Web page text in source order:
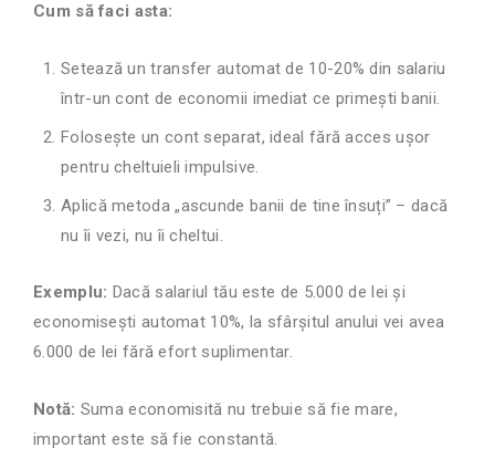
Cum să faci asta:
Setează un transfer automat de 10-20% din salariu
într-un cont de economii imediat ce primești banii.
Folosește un cont separat, ideal fără acces ușor
pentru cheltuieli impulsive.
Aplică metoda „ascunde banii de tine însuți” – dacă
nu îi vezi, nu îi cheltui.
Exemplu: Dacă salariul tău este de 5.000 de lei și
economisești automat 10%, la sfârșitul anului vei avea
6.000 de lei fără efort suplimentar.
Notă: Suma economisită nu trebuie să fie mare,
important este să fie constantă.